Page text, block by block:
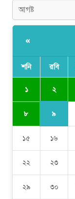
«
শনি রবি
১ ২
৮ ৯
১৫ ১৬
২২ ২৩
২৯ ৩০